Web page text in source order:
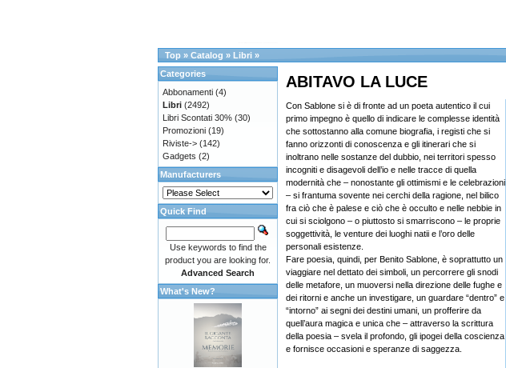
Top » Catalog » Libri »
ABITAVO LA LUCE
Con Sablone si è di fronte ad un poeta autentico il cui
primo impegno è quello di indicare le complesse identità
che sottostanno alla comune biografia, i registi che si
fanno orizzonti di conoscenza e gli itinerari che si
inoltrano nelle sostanze del dubbio, nei territori spesso
incogniti e disagevoli dell’io e nelle tracce di quella
modernità che – nonostante gli ottimismi e le celebrazioni
– si frantuma sovente nei cerchi della ragione, nel bilico
fra ciò che è palese e ciò che è occulto e nelle nebbie in
cui si sciolgono – o piuttosto si smarriscono – le proprie
soggettività, le venture dei luoghi natii e l’oro delle
personali esistenze.
Fare poesia, quindi, per Benito Sablone, è soprattutto un
viaggiare nel dettato dei simboli, un percorrere gli snodi
delle metafore, un muoversi nella direzione delle fughe e
dei ritorni e anche un investigare, un guardare “dentro” e
“intorno” ai segni dei destini umani, un profferire da
quell’aura magica e unica che – attraverso la scrittura
della poesia – svela il profondo, gli ipogei della coscienza
e fornisce occasioni e speranze di saggezza.
Categories
Abbonamenti (4)
Libri (2492)
Libri Scontati 30% (30)
Promozioni (19)
Riviste-> (142)
Gadgets (2)
Manufacturers
Quick Find
Use keywords to find the
product you are looking for.
Advanced Search
What's New?